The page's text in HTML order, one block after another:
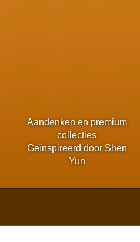
Aandenken en premium
collecties
Geïnspireerd door Shen
Yun